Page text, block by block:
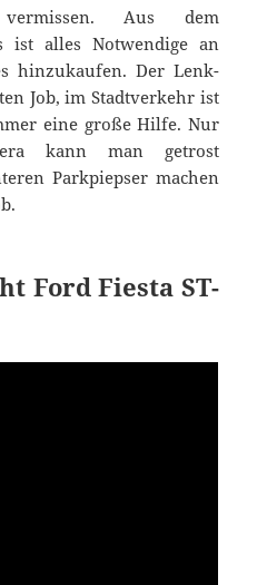
Aus dem
ist alles Notwendige an
hinzukaufen. Der Lenk-
Job, im Stadtverkehr ist
eine große Hilfe. Nur
kann man getrost
Parkpiepser machen
Ford Fiesta ST-